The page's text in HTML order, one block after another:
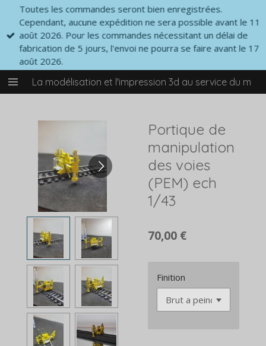
Passer
contenu
principal
La modélisation et l'impression 3d au service du
Toutes les commandes seront bien enregistrées.
Cependant, aucune expédition ne sera possible avant le 11
août 2026. Pour les commandes nécessitant un délai de
fabrication de 5 jours, l'envoi ne pourra se faire avant le 17
août 2026.
Portique de
manipulation
des voies
(PEM) ech
1/43
70,00 €
Finition